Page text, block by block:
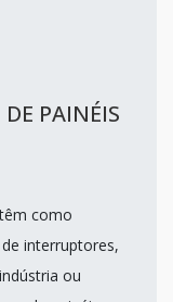
PAINÉIS
como
interruptores,
ou